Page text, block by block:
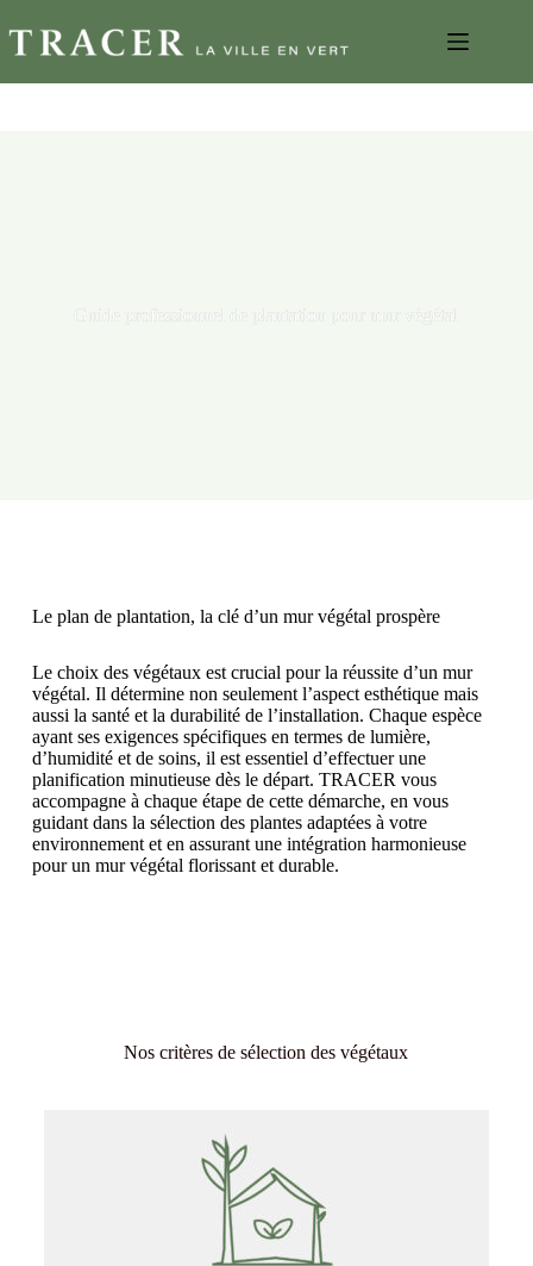
Guide professionnel de plantation pour mur végétal
Le plan de plantation, la clé d’un mur végétal prospère
Le choix des végétaux est crucial pour la réussite d’un mur
végétal. Il détermine non seulement l’aspect esthétique mais
aussi la santé et la durabilité de l’installation. Chaque espèce
ayant ses exigences spécifiques en termes de lumière,
d’humidité et de soins, il est essentiel d’effectuer une
planification minutieuse dès le départ. TRACER vous
accompagne à chaque étape de cette démarche, en vous
guidant dans la sélection des plantes adaptées à votre
environnement et en assurant une intégration harmonieuse
pour un mur végétal florissant et durable.
Nos critères de sélection des végétaux